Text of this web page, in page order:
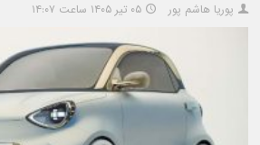
پوریا هاشم پور ۰۵ تیر ۱۴۰۵ ساعت ۱۴:۰۷